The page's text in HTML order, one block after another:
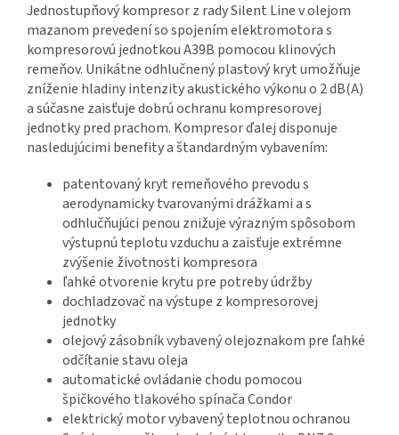
Jednostupňový kompresor z rady Silent Line v olejom
mazanom prevedení so spojením elektromotora s
kompresorovú jednotkou A39B pomocou klinových
remeňov. Unikátne odhlučnený plastový kryt umožňuje
zníženie hladiny intenzity akustického výkonu o 2 dB(A)
a súčasne zaisťuje dobrú ochranu kompresorovej
jednotky pred prachom. Kompresor ďalej disponuje
nasledujúcimi benefity a štandardným vybavením:
patentovaný kryt remeňového prevodu s
aerodynamicky tvarovanými drážkami a s
odhlučňujúci penou znižuje výrazným spôsobom
výstupnú teplotu vzduchu a zaisťuje extrémne
zvýšenie životnosti kompresora
ľahké otvorenie krytu pre potreby údržby
dochladzovač na výstupe z kompresorovej
jednotky
olejový zásobník vybavený olejoznakom pre ľahké
odčítanie stavu oleja
automatické ovládanie chodu pomocou
špičkového tlakového spínača Condor
elektrický motor vybavený teplotnou ochranou